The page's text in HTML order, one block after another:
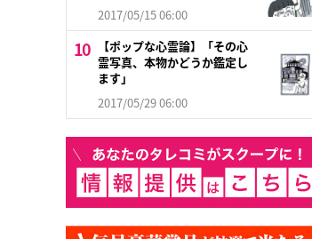
2017/05/15 06:00
【ポップな心霊論】「その心
霊写真、本物かどうか鑑定し
ます」
2017/05/29 06:00